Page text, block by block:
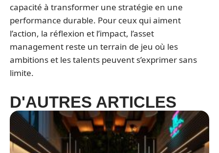
capacité à transformer une stratégie en une
performance durable. Pour ceux qui aiment
l’action, la réflexion et l’impact, l’asset
management reste un terrain de jeu où les
ambitions et les talents peuvent s’exprimer sans
limite.
D'AUTRES ARTICLES